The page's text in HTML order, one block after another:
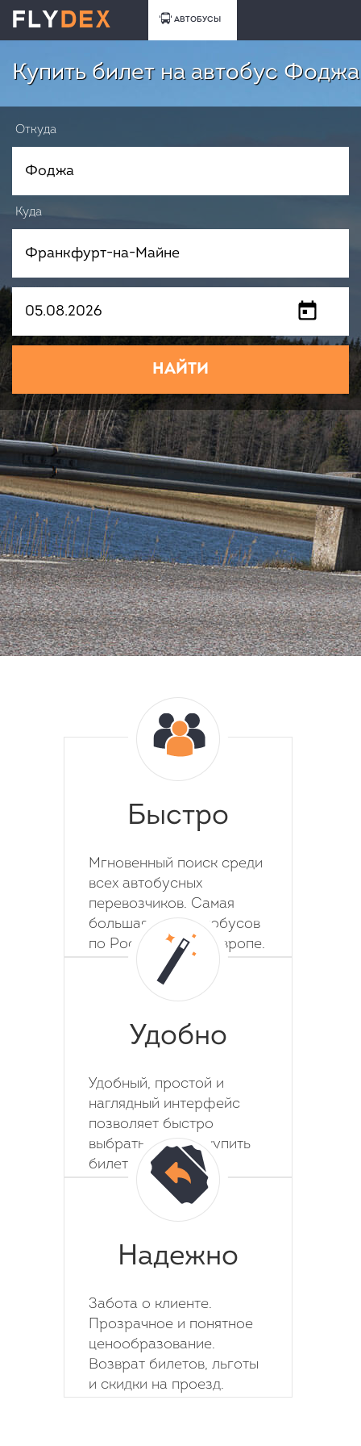
АВТОБУСЫ
Купить билет на автобус
Откуда
Куда
НАЙТИ
Быстро
Мгновенный поиск среди
всех автобусных
перевозчиков. Самая
большая база автобусов
по России, СНГ и Европе.
Удобно
Удобный, простой и
наглядный интерфейс
позволяет быстро
выбрать место и купить
билет на автобус.
Надежно
Забота о клиенте.
Прозрачное и понятное
ценообразование.
Возврат билетов, льготы
и скидки на проезд.